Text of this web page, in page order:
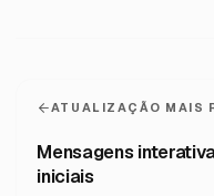
ATUALIZAÇÃO MAIS
Mensagens
iniciais